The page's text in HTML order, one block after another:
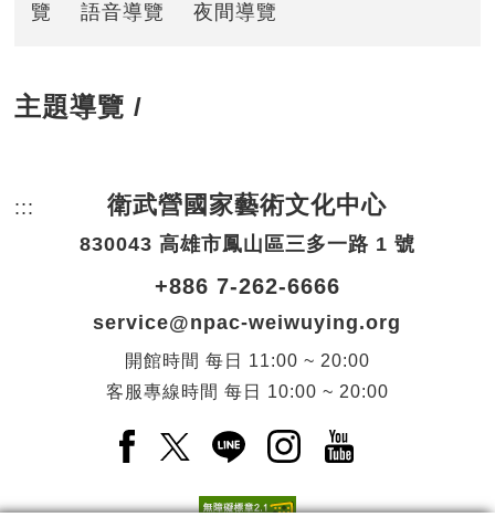
覽
語音導覽 夜間導覽
主題導覽 /
::: 頁尾網站資訊。
衛武營國家藝術文化中心
830043 高雄市鳳山區三多一路 1 號
+886 7-262-6666
service@npac-weiwuying.org
開館時間 每日
11:00 ~ 20:00
客服專線時間 每日 10:00 ~ 20:00
Facebook(另開新視窗)
X(另開新視窗)
LINE(另開新視窗)
Instagram(另開新視
YouTube(另開